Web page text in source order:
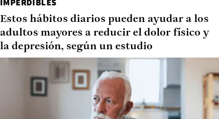
IMPERDIBLES
Estos hábitos diarios pueden ayudar a los
adultos mayores a reducir el dolor físico y
la depresión, según un estudio